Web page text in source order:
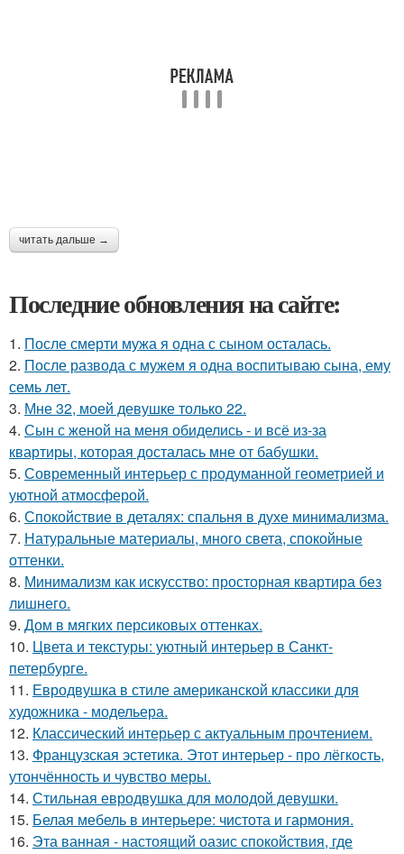
читать дальше →
Последние обновления на сайте:
1. После смерти мужа я одна с сыном осталась.
2. После развода с мужем я одна воспитываю сына, ему
семь лет.
3. Мне 32, моей девушке только 22.
4. Сын с женой на меня обиделись - и всё из-за
квартиры, которая досталась мне от бабушки.
5. Современный интерьер с продуманной геометрией и
уютной атмосферой.
6. Спокойствие в деталях: спальня в духе минимализма.
7. Натуральные материалы, много света, спокойные
оттенки.
8. Минимализм как искусство: просторная квартира без
лишнего.
9. Дом в мягких персиковых оттенках.
10. Цвета и текстуры: уютный интерьер в Санкт-
петербурге.
11. Евродвушка в стиле американской классики для
художника - модельера.
12. Классический интерьер с актуальным прочтением.
13. Французская эстетика. Этот интерьер - про лёгкость,
утончённость и чувство меры.
14. Стильная евродвушка для молодой девушки.
15. Белая мебель в интерьере: чистота и гармония.
16. Эта ванная - настоящий оазис спокойствия, где